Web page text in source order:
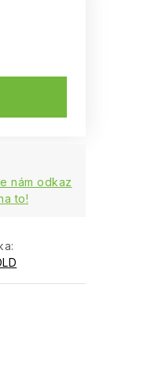
nám odkaz
to!